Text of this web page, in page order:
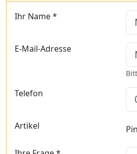
Ihr Name *
E-Mail-Adresse
Telefon
Artikel